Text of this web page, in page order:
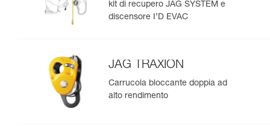
kit di recupero JAG SYSTEM e
discensore I’D EVAC
JAG TRAXION
Carrucola bloccante doppia ad
alto rendimento